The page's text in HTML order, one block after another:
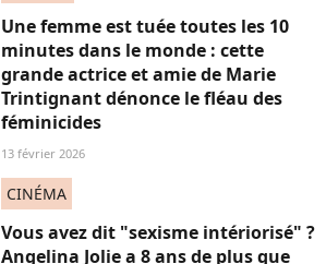
Une femme est tuée toutes les 10
minutes dans le monde : cette
grande actrice et amie de Marie
Trintignant dénonce le fléau des
féminicides
13 février 2026
CINÉMA
Vous avez dit "sexisme intériorisé" ?
Angelina Jolie a 8 ans de plus que